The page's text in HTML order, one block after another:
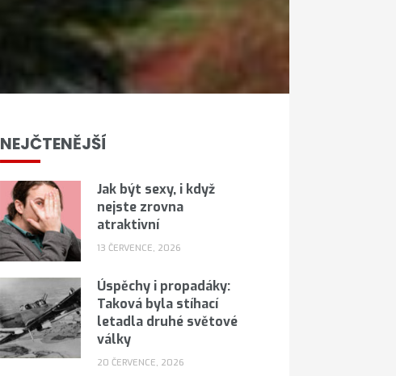
NEJČTENĚJŠÍ
Jak být sexy, i když
nejste zrovna
atraktivní
13 ČERVENCE, 2026
Úspěchy i propadáky:
Taková byla stíhací
letadla druhé světové
války
20 ČERVENCE, 2026